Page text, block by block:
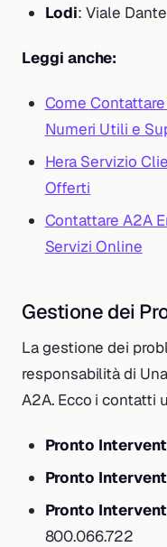
Lodi: Viale
Leggi anche:
Come
Numeri Utili e
Hera Servizio
Offerti
Contattare A2A
Servizi Online
Gestione dei
La gestione dei
responsabilità di
A2A. Ecco i contatti
Pronto
Pronto
Pronto
800.066.722